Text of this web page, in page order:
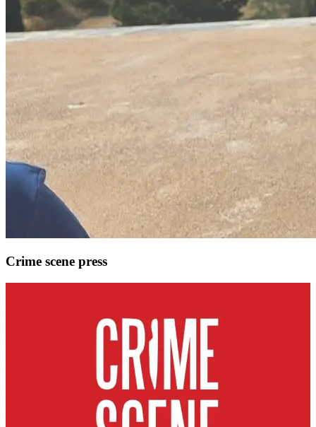
Crime scene press